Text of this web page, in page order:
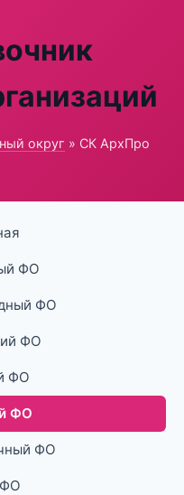
округ » СК АрхПро
ФО
ФО
ФО
ФО
ФО
ФО